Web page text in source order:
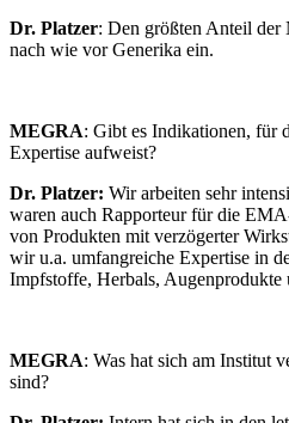
Dr. Platzer: Den größten Anteil der
nach wie vor Generika ein.
MEGRA: Gibt es Indikationen, für
Expertise aufweist?
Dr. Platzer: Wir arbeiten sehr
waren auch Rapporteur für die
von Produkten mit verzögerter
wir u.a. umfangreiche Expertise in
Impfstoffe, Herbals, Augenprodukte
MEGRA: Was hat sich am Institut
sind?